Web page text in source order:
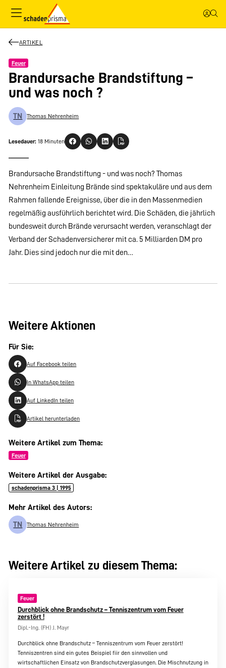
ARTIKEL
Feuer
Brandursache Brandstiftung –
und was noch ?
TN Thomas Nehrenheim
Lesedauer: 18 Minuten
Brandursache Brandstiftung - und was noch? Thomas
Nehrenheim Einleitung Brände sind spektakuläre und aus dem
Rahmen fallende Ereignisse, über die in den Massenmedien
regelmäßig ausführlich berichtet wird. Die Schäden, die jährlich
bundesweit durch Brände verursacht werden, veranschlagt der
Verband der Schadenversicherer mit ca. 5 Milliarden DM pro
Jahr. Dies sind jedoch nur die mit den…
Weitere Aktionen
Für Sie:
Auf Facebook teilen
In WhatsApp teilen
Auf LinkedIn teilen
Artikel herunterladen
Weitere Artikel zum Thema:
Feuer
Weitere Artikel der Ausgabe:
schadenprisma 3 | 1995
Mehr Artikel des Autors:
TN Thomas Nehrenheim
Weitere Artikel zu diesem Thema:
Feuer
Durchblick ohne Brandschutz – Tenniszentrum vom Feuer
zerstört !
Dipl.-Ing. (FH) J. Mayr
Durchblick ohne Brandschutz – Tenniszentrum vom Feuer zerstört!
Tenniszentren sind ein gutes Beispiel fiir den sinnvollen und
wirtschaftlichen Einsatz von Brandschutzverglasungen. Die Mischnutzung in